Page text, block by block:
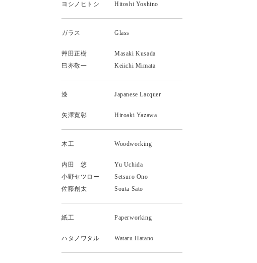
ヨシノヒトシ
Hitoshi Yoshino
ガラス Glass
艸田正樹
Masaki Kusada
巳亦敬一
Keiichi Mimata
漆 Japanese Lacquer
矢澤寛彰 Hiroaki Yazawa
木工 Woodworking
内田 悠
Yu Uchida
小野セツロー
Setsuro Ono
佐藤創太
Souta Sato
紙工 Paperworking
ハタノワタル Wataru Hatano